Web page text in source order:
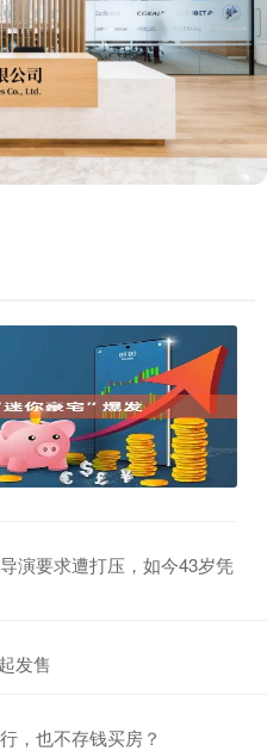
演要求遭打压，如今43岁凭
发售
，也不存钱买房？